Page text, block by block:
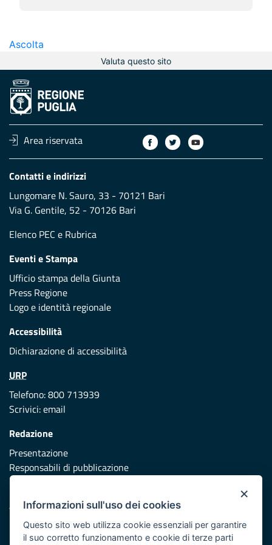
Ascolta
Valuta questo sito
Area riservata
Contatti e indirizzi
Lungomare N. Sauro, 33 - 70121 Bari
Via G. Gentile, 52 - 70126 Bari
Elenco PEC e Rubrica
Eventi e Stampa
Ufficio stampa della Giunta
Press Regione
Logo e identità regionale
Accessibilità
Dichiarazione di accessibilità
URP
Telefono: 800 713939
Scrivici:email
Redazione
Presentazione
Responsabili di pubblicazione
Vai al sito di Protezione Civile Puglia
Iniziativa finanziata con risorse del POR Puglia 2014/2020 -
×
Informazioni sull'uso dei cookies
Questo sito web utilizza cookie essenziali per garantire
il suo corretto funzionamento e cookie di terze parti